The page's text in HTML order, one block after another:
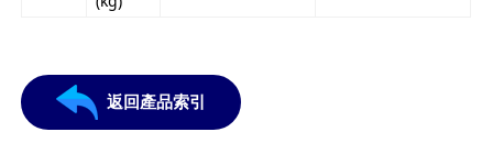
返回產品索引